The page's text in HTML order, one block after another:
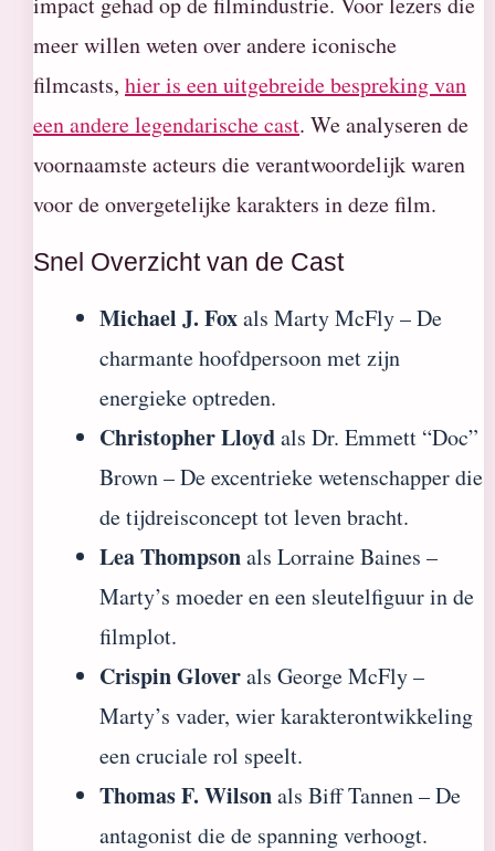
meer willen weten over andere iconische
filmcasts, hier is een uitgebreide bespreking van
een andere legendarische cast. We analyseren de
voornaamste acteurs die verantwoordelijk waren
voor de onvergetelijke karakters in deze film.
Snel Overzicht van de Cast
Michael J. Foxals Marty McFly – De
charmante hoofdpersoon met zijn
energieke optreden.
Christopher Lloydals Dr. Emmett “Doc”
Brown – De excentrieke wetenschapper die
de tijdreisconcept tot leven bracht.
Lea Thompsonals Lorraine Baines –
Marty’s moeder en een sleutelfiguur in de
filmplot.
Crispin Gloverals George McFly –
Marty’s vader, wier karakterontwikkeling
een cruciale rol speelt.
Thomas F. Wilsonals Biff Tannen – De
antagonist die de spanning verhoogt.